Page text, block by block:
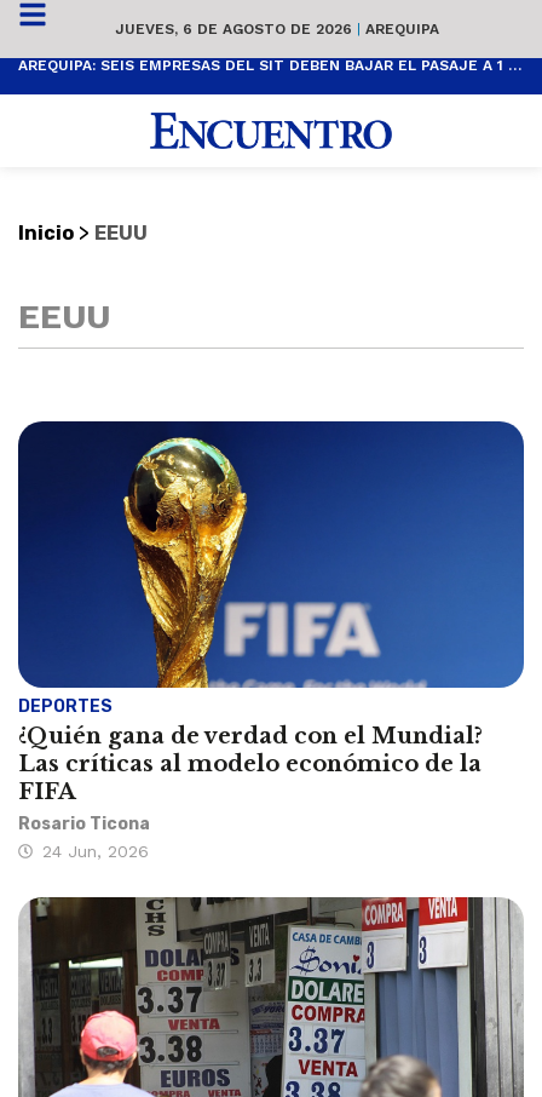
JUEVES, 6 DE AGOSTO DE 2026 | AREQUIPA
AREQUIPA: SEIS EMPRESAS DEL SIT DEBEN BAJAR EL PASAJE A 1 SOL
Inicio > EEUU
EEUU
DEPORTES
¿Quién gana de verdad con el Mundial?
Las críticas al modelo económico de la
FIFA
Rosario Ticona
24 Jun, 2026